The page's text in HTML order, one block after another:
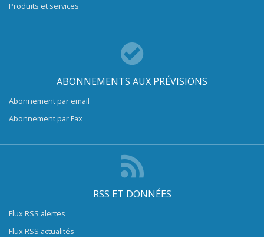
Produits et services
ABONNEMENTS AUX PRÉVISIONS
Abonnement par email
Abonnement par Fax
RSS ET DONNÉES
Flux RSS alertes
Flux RSS actualités